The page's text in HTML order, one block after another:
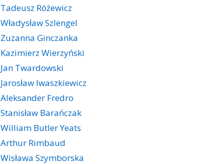
Tadeusz Różewicz
Władysław Szlengel
Zuzanna Ginczanka
Kazimierz Wierzyński
Jan Twardowski
Jarosław Iwaszkiewicz
Aleksander Fredro
Stanisław Barańczak
William Butler Yeats
Arthur Rimbaud
Wisława Szymborska